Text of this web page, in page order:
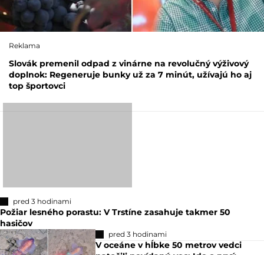
Reklama
Slovák premenil odpad z vinárne na revolučný výživový
doplnok: Regeneruje bunky už za 7 minút, užívajú ho aj
top športovci
pred 3 hodinami
Požiar lesného porastu: V Trstíne zasahuje takmer 50
hasičov
pred 3 hodinami
V oceáne v hĺbke 50 metrov vedci